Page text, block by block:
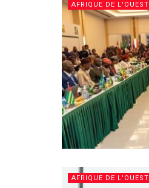
AFRIQUE DE L'OUEST
AFRIQUE DE L'OUEST